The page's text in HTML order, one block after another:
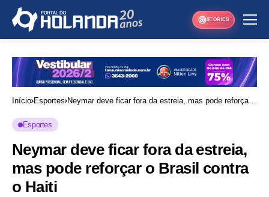
STORIES
Início Esportes Neymar deve ficar fora da estreia, mas pode reforçar
Esportes
Neymar deve ficar fora da estreia,
mas pode reforçar o Brasil contra
o Haiti